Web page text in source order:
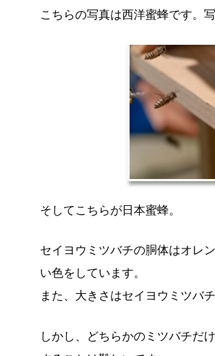
こちらの写真は西洋蜜蜂です。
そしてこちらが日本蜜蜂。
セイヨウミツバチの胴体はオレ
い色をしています。
また、大きさはセイヨウミツバ
しかし、どちらかのミツバチだ